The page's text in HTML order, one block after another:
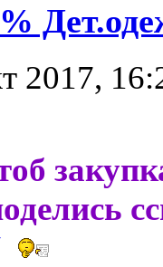
2017,